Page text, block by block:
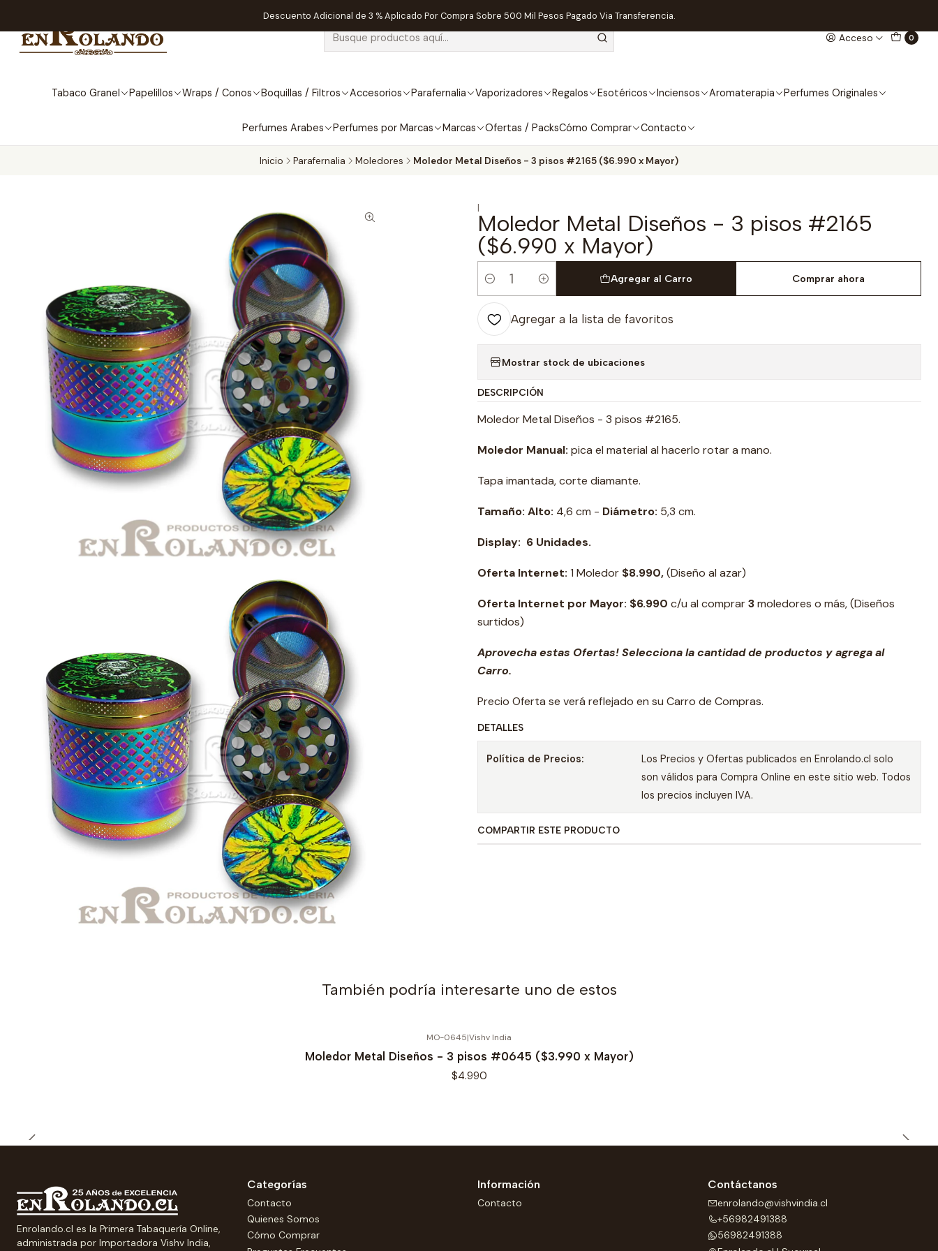
Acceso 0
Tabaco Granel Papelillos Wraps / Conos Boquillas / Filtros Accesorios Parafernalia Vaporizadores Regalos Esotéricos Inciensos Aromaterapia Perfumes Originales
Perfumes Arabes Perfumes por Marcas Marcas Ofertas / PacksCómo Comprar Contacto
Descuento Adicional de 3 % Aplicado Por Compra Sobre 500 Mil Pesos Pagado Via Transferencia.
Inicio Parafernalia Moledores Moledor Metal Diseños - 3 pisos #2165 ($6.990 x Mayor)
|
Moledor Metal Diseños - 3 pisos #2165
($6.990 x Mayor)
Cantidad
Agregar al Carro Comprar ahora
Agregar a la lista de favoritos
Mostrar stock de ubicaciones
DESCRIPCIÓN
Moledor Metal Diseños - 3 pisos #2165.
Moledor Manual: pica el material al hacerlo rotar a mano.
Tapa imantada, corte diamante.
Tamaño: Alto: 4,6 cm - Diámetro: 5,3 cm.
Display: 6 Unidades.
Oferta Internet: 1 Moledor $8.990,(Diseño al azar)
Oferta Internet por Mayor: $6.990 c/u al comprar3moledores o más, (Diseños
surtidos)
Aprovecha estas Ofertas! Selecciona la cantidad de productos y agrega al
Carro.
Precio Oferta se verá reflejado en su Carro de Compras.
DETALLES
Política de Precios:
Los Precios y Ofertas publicados en Enrolando.cl solo
son válidos para Compra Online en este sitio web. Todos
los precios incluyen IVA.
COMPARTIR ESTE PRODUCTO
También podría interesarte uno de estos
MO-0645|Vishv India
Moledor Metal Diseños - 3 pisos #0645 ($3.990 x Mayor)
$4.990
Enrolando.cl es la Primera Tabaquería Online,
administrada por Importadora Vishv India,
Categorías
Contacto
Quienes Somos
Cómo Comprar
Información
Contacto
Contáctanos
enrolando@vishvindia.cl
+56982491388
56982491388